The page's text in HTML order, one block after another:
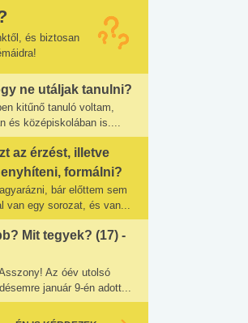
és biztosan
ne utáljak tanulni?
kitűnő tanuló voltam,
és középiskolában is....
az érzést, illetve
formálni?
bár előttem sem
van egy sorozat, és van...
Mit tegyek? (17) -
Az óév utolsó
január 9-én adott...